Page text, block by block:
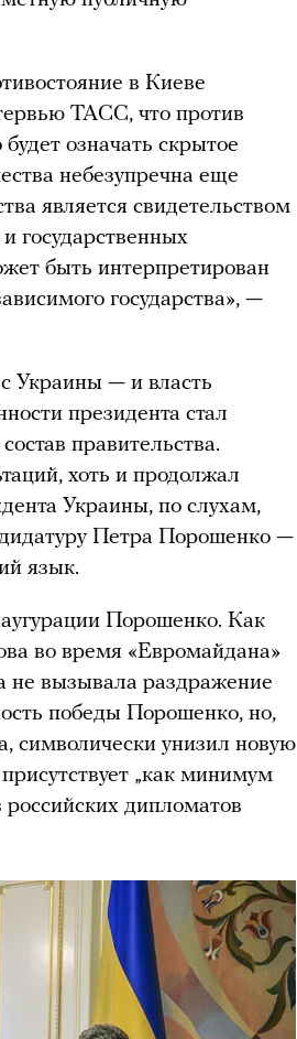
в Киеве
ТАСС, что против
означать скрытое
небезупречна еще
является свидетельством
государственных
быть интерпретирован
государства», —
Украины — и власть
президента стал
правительства.
хоть и продолжал
Украины, по слухам,
Петра Порошенко —
язык.
Порошенко. Как
во время «Евромайдана»
не вызывала раздражение
победы Порошенко, но,
символически унизил новую
„как минимум
дипломатов